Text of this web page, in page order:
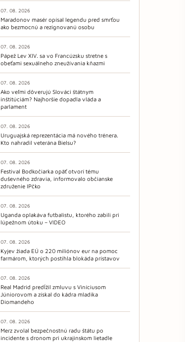
07. 08. 2026
Maradonov masér opísal legendu pred smrťou
ako bezmocnú a rezignovanú osobu
07. 08. 2026
Pápež Lev XIV. sa vo Francúzsku stretne s
obeťami sexuálneho zneužívania kňazmi
07. 08. 2026
Ako veľmi dôverujú Slováci štátnym
inštitúciám? Najhoršie dopadla vláda a
parlament
07. 08. 2026
Uruguajská reprezentácia má nového trénera.
Kto nahradil veterána Bielsu?
07. 08. 2026
Festival Bodkočiarka opäť otvorí tému
duševného zdravia, informovalo občianske
združenie IPčko
07. 08. 2026
Uganda oplakáva futbalistu, ktorého zabili pri
lúpežnom útoku – VIDEO
07. 08. 2026
Kyjev žiada EÚ o 220 miliónov eur na pomoc
farmárom, ktorých postihla blokáda prístavov
07. 08. 2026
Real Madrid predĺžil zmluvu s Viníciusom
Júniorovom a získal do kádra mladíka
Diomandeho
07. 08. 2026
Merz zvolal bezpečnostnú radu štátu po
incidente s dronom pri ukrajinskom lietadle